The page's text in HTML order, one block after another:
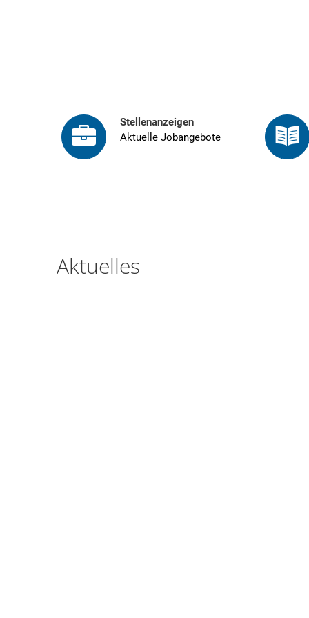
Startseite
Stellenanzeigen
Aktuelle Jobangebote
Aktuelles